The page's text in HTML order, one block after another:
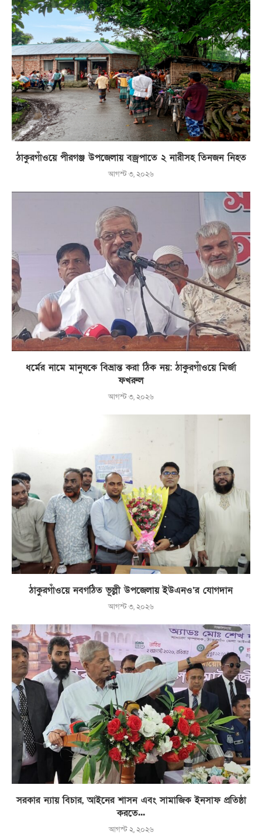
ঠাকুরগাঁওয়ে পীরগঞ্জ উপজেলায় বজ্রপাতে ২ নারীসহ তিনজন নিহত
আগস্ট ৩, ২০২৬
ধর্মের নামে মানুষকে বিভ্রান্ত করা ঠিক নয়: ঠাকুরগাঁওয়ে মির্জা
ফখরুল
আগস্ট ৩, ২০২৬
ঠাকুরগাঁওয়ে নবগঠিত ভূল্লী উপজেলায় ইউএনও’র যোগদান
আগস্ট ৩, ২০২৬
সরকার ন্যায় বিচার, আইনের শাসন এবং সামাজিক ইনসাফ প্রতিষ্ঠা
করতে...
আগস্ট ২, ২০২৬